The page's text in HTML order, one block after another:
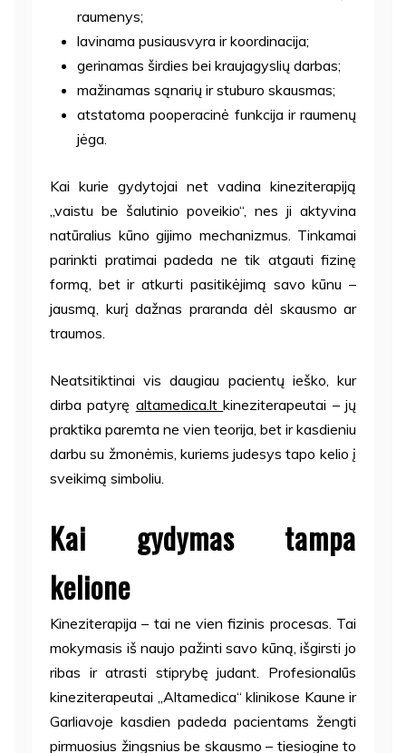
raumenys;
lavinama pusiausvyra ir koordinacija;
gerinamas širdies bei kraujagyslių darbas;
mažinamas sąnarių ir stuburo skausmas;
atstatoma pooperacinė funkcija ir raumenų
jėga.
Kai kurie gydytojai net vadina kineziterapiją
„vaistu be šalutinio poveikio“, nes ji aktyvina
natūralius kūno gijimo mechanizmus. Tinkamai
parinkti pratimai padeda ne tik atgauti fizinę
formą, bet ir atkurti pasitikėjimą savo kūnu –
jausmą, kurį dažnas praranda dėl skausmo ar
traumos.
Neatsitiktinai vis daugiau pacientų ieško, kur
dirba patyrę altamedica.ltkineziterapeutai – jų
praktika paremta ne vien teorija, bet ir kasdieniu
darbu su žmonėmis, kuriems judesys tapo kelio į
sveikimą simboliu.
Kai gydymas tampa
kelione
Kineziterapija – tai ne vien fizinis procesas. Tai
mokymasis iš naujo pažinti savo kūną, išgirsti jo
ribas ir atrasti stiprybę judant. Profesionalūs
kineziterapeutai „Altamedica“ klinikose Kaune ir
Garliavoje kasdien padeda pacientams žengti
pirmuosius žingsnius be skausmo – tiesiogine to